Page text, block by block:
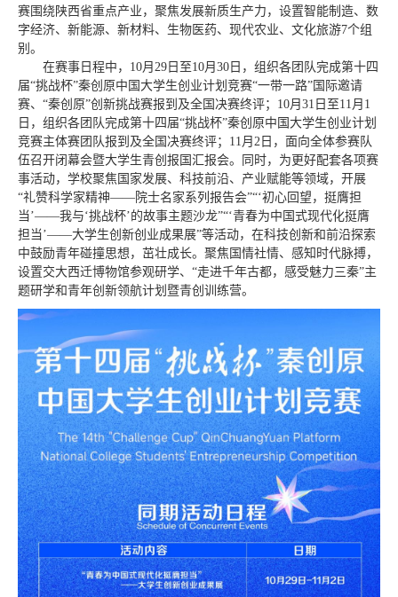
赛围绕陕西省重点产业，聚焦发展新质生产力，设置智能制造、数
字经济、新能源、新材料、生物医药、现代农业、文化旅游7个组
别。
在赛事日程中，10月29日至10月30日，组织各团队完成第十四
届“挑战杯”秦创原中国大学生创业计划竞赛“一带一路”国际邀请
赛、“秦创原”创新挑战赛报到及全国决赛终评；10月31日至11月1
日，组织各团队完成第十四届“挑战杯”秦创原中国大学生创业计划
竞赛主体赛团队报到及全国决赛终评；11月2日，面向全体参赛队
伍召开闭幕会暨大学生青创报国汇报会。同时，为更好配套各项赛
事活动，学校聚焦国家发展、科技前沿、产业赋能等领域，开展
“礼赞科学家精神——院士名家系列报告会”“‘初心回望，挺膺担
当’——我与‘挑战杯’的故事主题沙龙”“‘青春为中国式现代化挺膺
担当’——大学生创新创业成果展”等活动，在科技创新和前沿探索
中鼓励青年碰撞思想，茁壮成长。聚焦国情社情、感知时代脉搏，
设置交大西迁博物馆参观研学、“走进千年古都，感受魅力三秦”主
题研学和青年创新领航计划暨青创训练营。